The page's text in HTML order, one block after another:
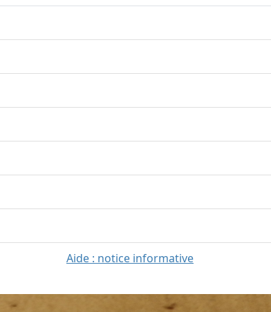
Aide : notice informative